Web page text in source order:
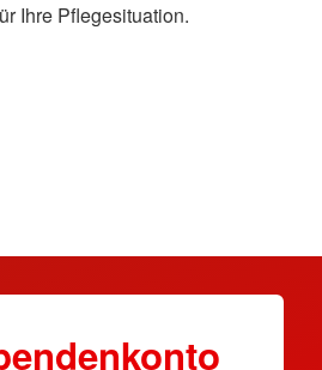
Ihre Pflegesituation.